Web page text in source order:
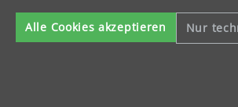
Alle Cookies akzeptieren Nur